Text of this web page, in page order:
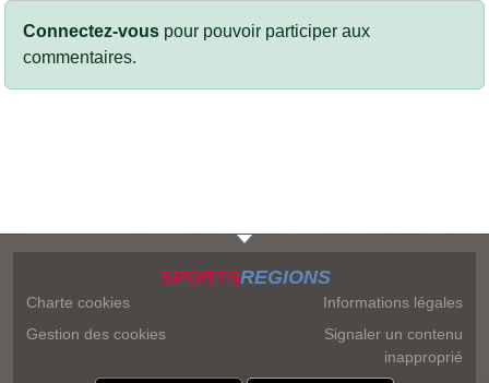
Connectez-vous pour pouvoir participer aux
commentaires.
SPORTSREGIONS
Charte cookies
Gestion des cookies
Informations légales
Signaler un contenu
inapproprié